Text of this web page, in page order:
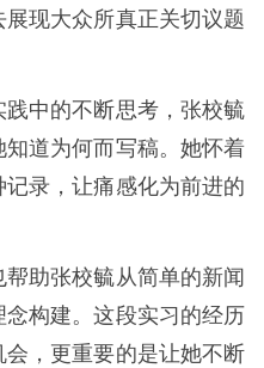
现大众所真正关切议题
中的不断思考，张校毓
道为何而写稿。她怀着
录，让痛感化为前进的
助张校毓从简单的新闻
构建。这段实习的经历
，更重要的是让她不断